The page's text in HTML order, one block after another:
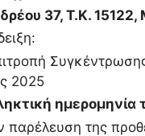
37, Τ.Κ. 15122,
2025
ημερομηνία
παρέλευση της